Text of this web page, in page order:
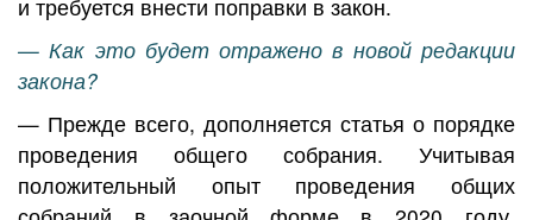
и требуется внести поправки в закон.
— Как это будет отражено в новой редакции
закона?
— Прежде всего, дополняется статья о порядке
проведения общего собрания. Учитывая
положительный опыт проведения общих